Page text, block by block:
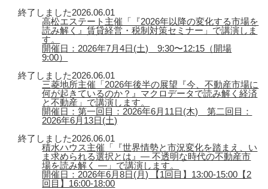
終了しました2026.06.01
高松エステート主催「『2026年以降の変化する市場を
読み解く』賃貸経営・税制対策セミナー」で講演しま
す。
開催日：2026年7月4日(土) 9:30〜12:15（開場
9:00）
終了しました2026.06.01
三菱地所主催「2026年後半の展望『今、不動産市場に
何が起きているのか？』マクロデータで読み解く経済
と不動産」で講演します。
開催日：第一回目：2026年6月11日(木) 第二回目：
2026年6月13日(土)
終了しました2026.06.01
積水ハウス主催「『世界情勢と市況変化を踏まえ、い
ま求められる選択とは』― 不透明な時代の不動産市
場を読み解く ―」で講演します。
開催日：2026年6月8日(月) 【1回目】13:00-15:00【2
回目】16:00-18:00